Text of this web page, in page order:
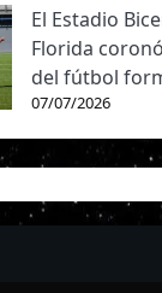
El Estadio
Florida
del fútbol
07/07/2026